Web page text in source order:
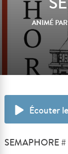
ANIMÉ
Écouter
SEMAPHORE #